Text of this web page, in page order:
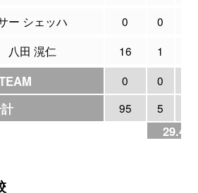
ー シェッハ 0 0
八田 滉仁 16 1
0 0
95 5
29.4%